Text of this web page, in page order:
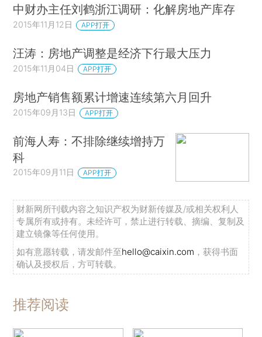
中财办主任刘鹤浙江调研：化解房地产库存
2015年11月12日 APP打开
汪涛：房地产调整是经济下行最大压力
2015年11月04日 APP打开
房地产销售额累计增速连续第六月回升
2015年09月13日 APP打开
前海人寿：不排除继续增持万
科
2015年09月11日 APP打开
财新网所刊载内容之知识产权为财新传媒及/或相关权利人
专属所有或持有。未经许可，禁止进行转载、摘编、复制及
建立镜像等任何使用。
如有意愿转载，请发邮件至hello@caixin.com ，获得书面
确认及授权后，方可转载。
推荐阅读